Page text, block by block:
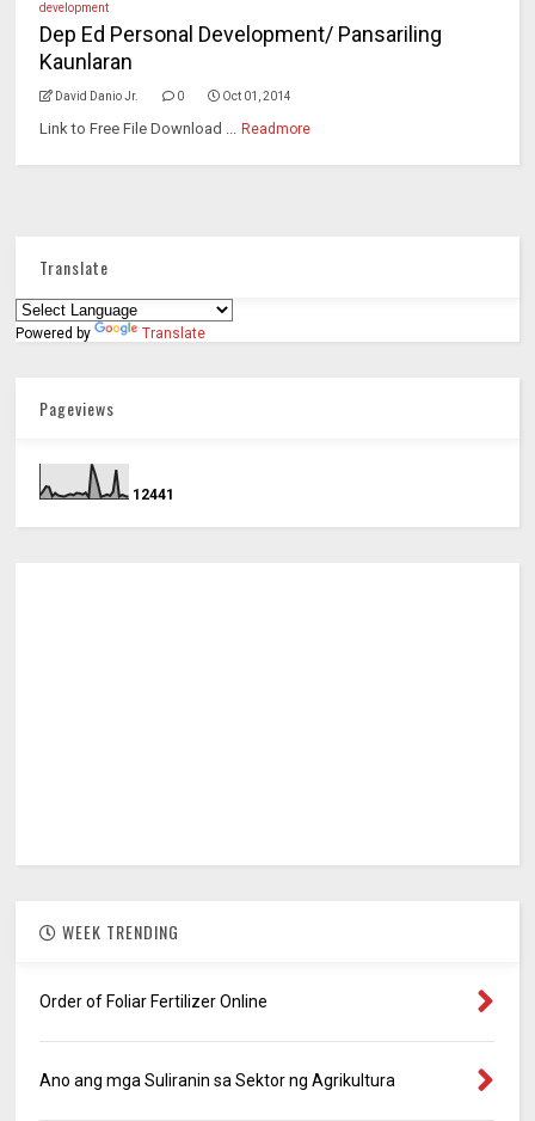
development
Dep Ed Personal Development/ Pansariling
Kaunlaran
David Danio Jr. 0 Oct 01, 2014
Link to Free File Download ... Readmore
Translate
Powered by Translate
Pageviews
1 2441
WEEK TRENDING
Order of Foliar Fertilizer Online
Ano ang mga Suliranin sa Sektor ng Agrikultura